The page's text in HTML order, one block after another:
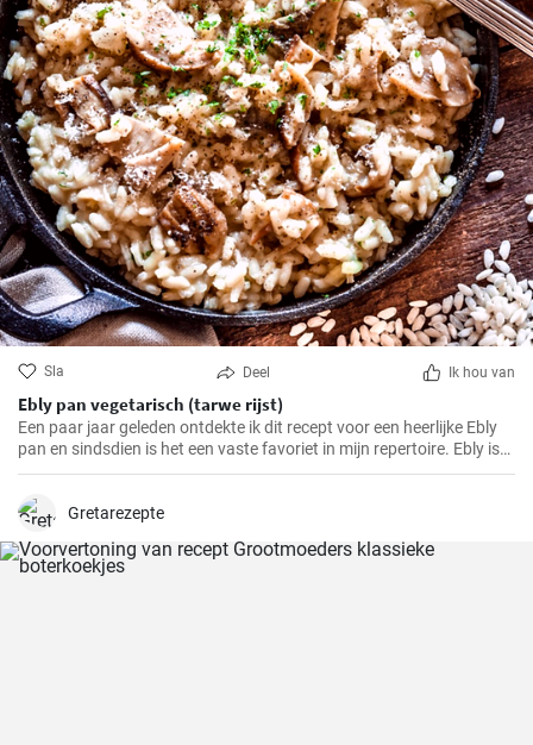
Sla Deel Ik hou van
Ebly pan vegetarisch (tarwe rijst)
Een paar jaar geleden ontdekte ik dit recept voor een heerlijke Ebly
pan en sindsdien is het een vaste favoriet in mijn repertoire. Ebly is
een tarweproduct zoals rijst dat een voedzame en smaakvolle
groenten en kruiden maakt het een eenvoudig maar heerlijk
Gretarezepte